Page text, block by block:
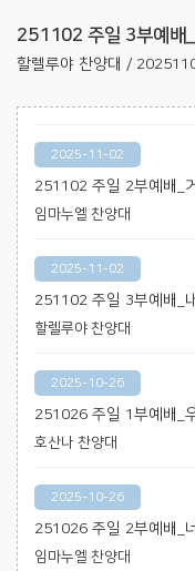
251102 주일 3부예배
할렐루야 찬양대 /
2025-11-02
251102 주일 2부예배_
임마누엘 찬양대
2025-11-02
251102 주일 3부예배_
할렐루야 찬양대
2025-10-26
251026 주일 1부예배_
호산나 찬양대
2025-10-26
251026 주일 2부예배_
임마누엘 찬양대